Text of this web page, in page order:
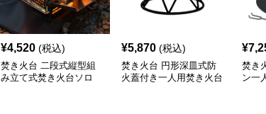
¥4,520 (税込)
焚き火台 二段式縦型組
み立て式焚き火台ソロ
¥5,870 (税込)
焚き火台 円形深皿式防
火蓋付き一人用焚き火台
¥
焚き
ン一